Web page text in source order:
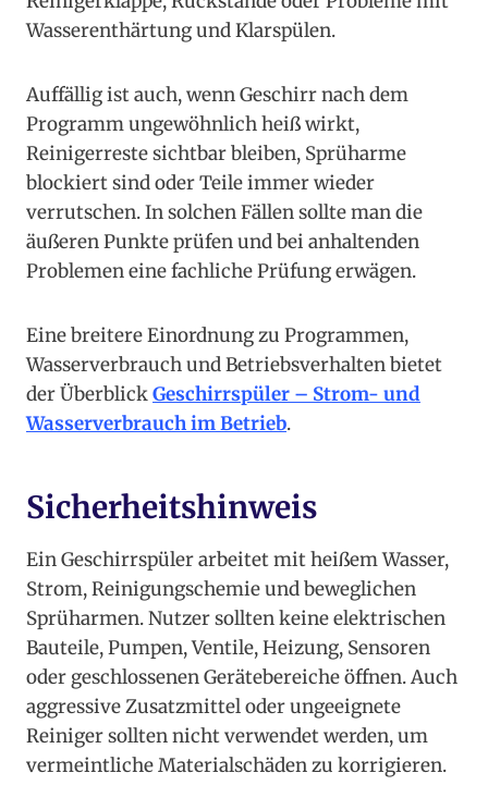
Wasserenthärtung und Klarspülen.
Auffällig ist auch, wenn Geschirr nach dem
Programm ungewöhnlich heiß wirkt,
Reinigerreste sichtbar bleiben, Sprüharme
blockiert sind oder Teile immer wieder
verrutschen. In solchen Fällen sollte man die
äußeren Punkte prüfen und bei anhaltenden
Problemen eine fachliche Prüfung erwägen.
Eine breitere Einordnung zu Programmen,
Wasserverbrauch und Betriebsverhalten bietet
der ÜberblickGeschirrspüler – Strom- und
Wasserverbrauch im Betrieb.
Sicherheitshinweis
Ein Geschirrspüler arbeitet mit heißem Wasser,
Strom, Reinigungschemie und beweglichen
Sprüharmen. Nutzer sollten keine elektrischen
Bauteile, Pumpen, Ventile, Heizung, Sensoren
oder geschlossenen Gerätebereiche öffnen. Auch
aggressive Zusatzmittel oder ungeeignete
Reiniger sollten nicht verwendet werden, um
vermeintliche Materialschäden zu korrigieren.